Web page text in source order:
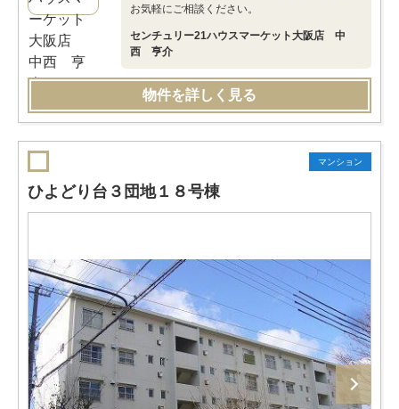
お気軽にご相談ください。
センチュリー21ハウスマーケット大阪店 中
西 亨介
物件を詳しく見る
マンション
ひよどり台３団地１８号棟